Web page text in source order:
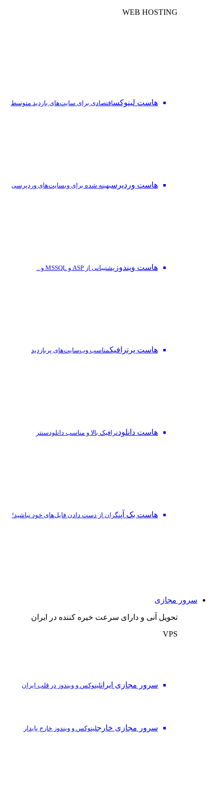
WEB HOSTING
هاست لینوکساقتصادی برای سایت‌های بازدید متوسط
هاست وردپرسبهینه شده برای وبسایت‌های وردپرسی
هاست ویندوز پشتیبانی از ASP و MSSQL و...
هاست پرترافیکمناسب وب‌سایت‌های پربازدید
هاست دانلودترافیک بالا و مناسب دانلودسنتر
هاست بک آپنگران از دست‌ دادن فایل‌های خود نباشید!
سرور مجازی
تحویل آنی و دارای سرعت خیره کننده در ایران
VPS
سرور مجازی ایرانلینوکس و ویندوز در قلب ایران
سرور مجازی خارجلینوکس و ویندوز خارج پایدار